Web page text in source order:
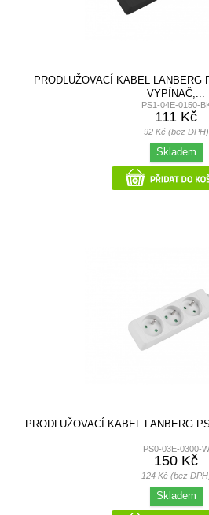
PRODLUŽOVACÍ KABEL LANBERG
VYPÍNAČ,...
PS1-04E-0150-
111 Kč
92 Kč (bez DPH)
Skladem
PRODLUŽOVACÍ KABEL LANBERG
PS0-03E-0300-W
150 Kč
124 Kč (bez
Skladem